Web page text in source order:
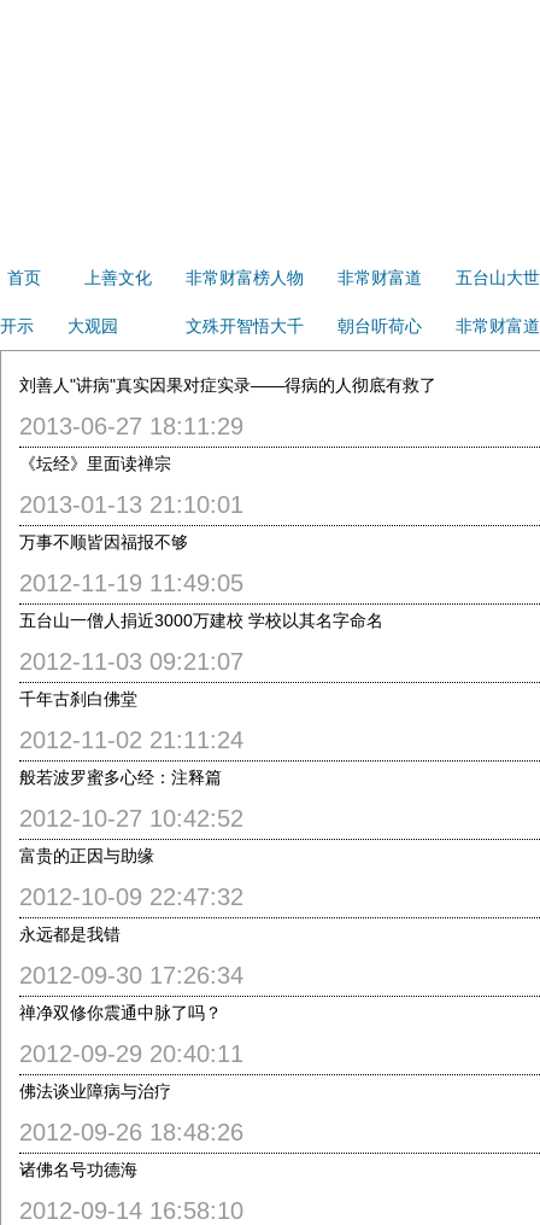
首页 上善文化 非常财富榜人物 非常财富道 五台山大
开示 大观园 文殊开智悟大千 朝台听荷心 非常财富
刘善人"讲病"真实因果对症实录——得病的人彻底有救了
2013-06-27 18:11:29
《坛经》里面读禅宗
2013-01-13 21:10:01
万事不顺皆因福报不够
2012-11-19 11:49:05
五台山一僧人捐近3000万建校 学校以其名字命名
2012-11-03 09:21:07
千年古刹白佛堂
2012-11-02 21:11:24
般若波罗蜜多心经：注释篇
2012-10-27 10:42:52
富贵的正因与助缘
2012-10-09 22:47:32
永远都是我错
2012-09-30 17:26:34
禅净双修你震通中脉了吗？
2012-09-29 20:40:11
佛法谈业障病与治疗
2012-09-26 18:48:26
诸佛名号功德海
2012-09-14 16:58:10